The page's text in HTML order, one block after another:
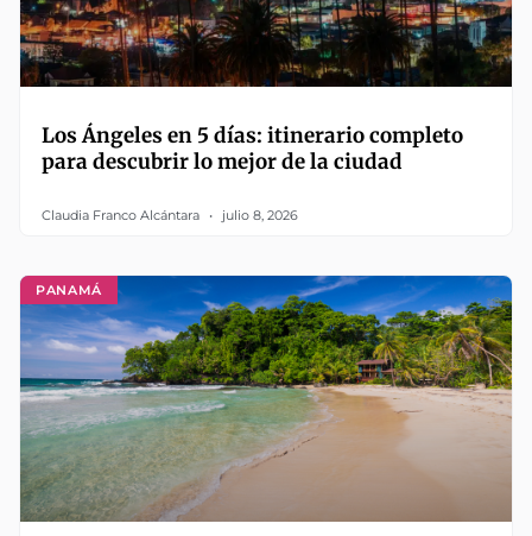
Los Ángeles en 5 días: itinerario completo
para descubrir lo mejor de la ciudad
Claudia Franco Alcántara julio 8, 2026
PANAMÁ